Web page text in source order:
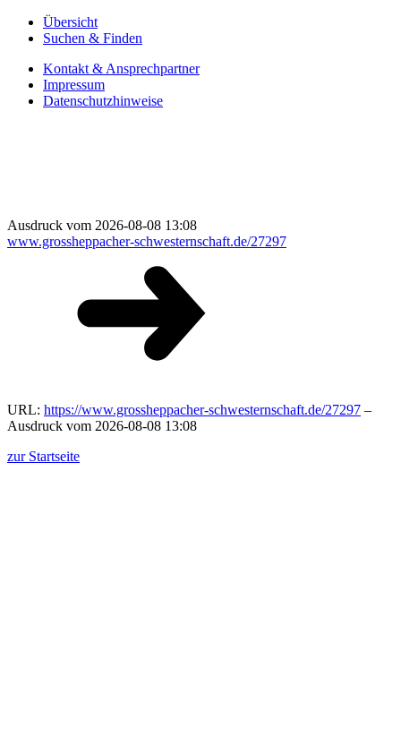
Übersicht
Suchen & Finden
Kontakt & Ansprechpartner
Impressum
Datenschutzhinweise
Ausdruck vom 2026-08-08 13:08
www.grossheppacher-schwesternschaft.de/27297
URL: https://www.grossheppacher-schwesternschaft.de/27297 –
Ausdruck vom 2026-08-08 13:08
zur Startseite